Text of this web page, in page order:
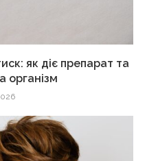
як діє препарат та
організм